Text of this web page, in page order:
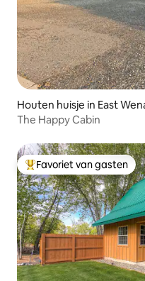
Houten huisje in East
The Happy Cabin
Topfavoriet van gasten
Favoriet van gasten